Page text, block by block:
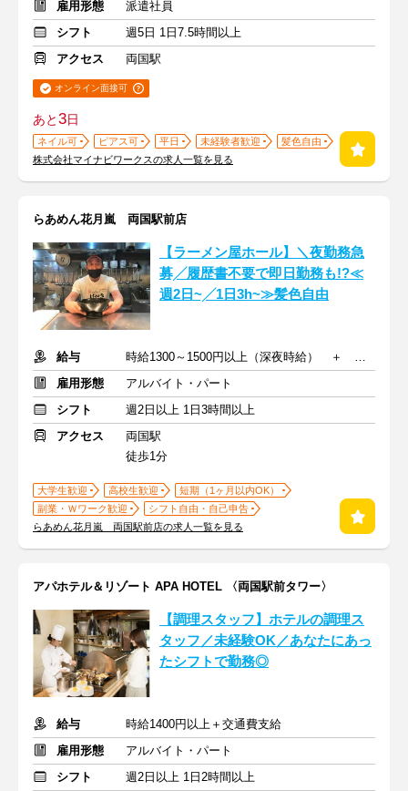
雇用形態
派遣社員
シフト
週5日 1日7.5時間以上
アクセス
両国駅
オンライン面接可
あと3日
ネイル可 ピアス可 平日 未経験者歓迎
髪色自由
株式会社マイナビワークスの求人一覧を見る
らあめん花月嵐 両国駅前店
【ラーメン屋ホール】＼夜勤務急
募╱履歴書不要で即日勤務も!?≪
週2日~╱1日3h~≫髪色自由
給与
時給1300～1500円以上（深夜時給） ＋ 交通費一部支給
雇用形態
アルバイト・パート
シフト
週2日以上 1日3時間以上
アクセス
両国駅
徒歩1分
大学生歓迎 高校生歓迎
短期（1ヶ月以内OK）
副業・Ｗワーク歓迎
シフト自由・自己申告
らあめん花月嵐 両国駅前店の求人一覧を見る
アパホテル＆リゾート APA HOTEL 〈両国駅前タワー〉
【調理スタッフ】ホテルの調理ス
タッフ／未経験OK／あなたにあっ
たシフトで勤務◎
給与
時給1400円以上＋交通費支給
雇用形態
アルバイト・パート
シフト
週2日以上 1日2時間以上